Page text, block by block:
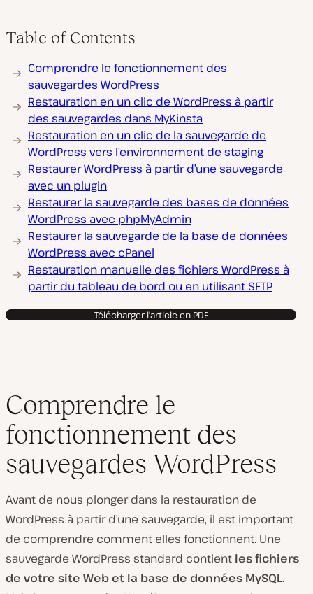
Table of Contents
Comprendre le fonctionnement des
sauvegardes WordPress
Restauration en un clic de WordPress à partir
des sauvegardes dans MyKinsta
Restauration en un clic de la sauvegarde de
WordPress vers l’environnement de staging
Restaurer WordPress à partir d’une sauvegarde
avec un plugin
Restaurer la sauvegarde des bases de données
WordPress avec phpMyAdmin
Restaurer la sauvegarde de la base de données
WordPress avec cPanel
Restauration manuelle des fichiers WordPress à
partir du tableau de bord ou en utilisant SFTP
Télécharger l'article en PDF
Comprendre le
fonctionnement des
sauvegardes WordPress
Avant de nous plonger dans la restauration de
WordPress à partir d’une sauvegarde, il est important
de comprendre comment elles fonctionnent. Une
sauvegarde WordPress standard contient les fichiers
de votre site Web et la base de données MySQL.